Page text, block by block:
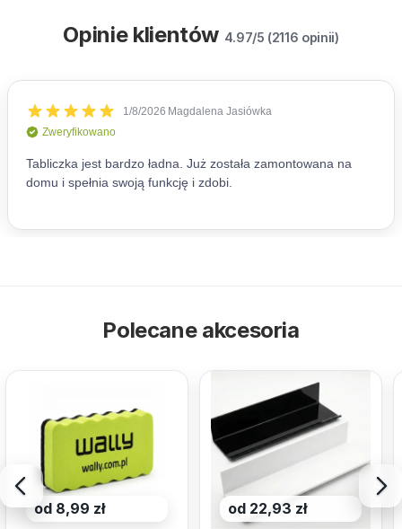
Opinie klientów 4.97/5 (2116 opinii)
Polecane akcesoria
od 8,99 zł od 22,93 zł